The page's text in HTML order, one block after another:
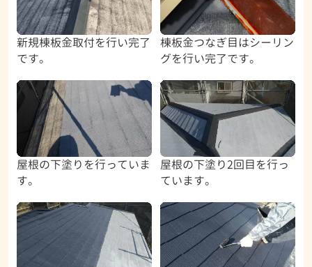
新規棟板金取付を行い完了
です。
棟板金つなぎ目はシーリン
グを行い完了です。
屋根の下塗りを行っていま
す。
屋根の下塗り2回目を行っ
ています。